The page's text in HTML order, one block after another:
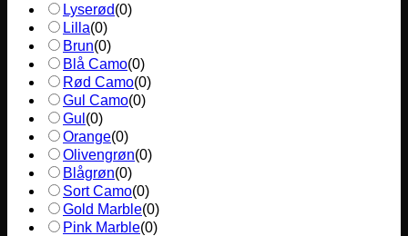
Lyserød(0)
Lilla(0)
Brun(0)
Blå Camo(0)
Rød Camo(0)
Gul Camo(0)
Gul (0)
Orange(0)
Olivengrøn(0)
Blågrøn(0)
Sort Camo(0)
Gold Marble(0)
Pink Marble(0)